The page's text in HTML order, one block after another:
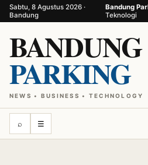
Sabtu, 8 Agustus 2026 ·
Bandung
Bandung
Teknologi
BANDUNG
PARKING
NEWS • BUSINESS • TECHNOLOGY
⌕ ☰